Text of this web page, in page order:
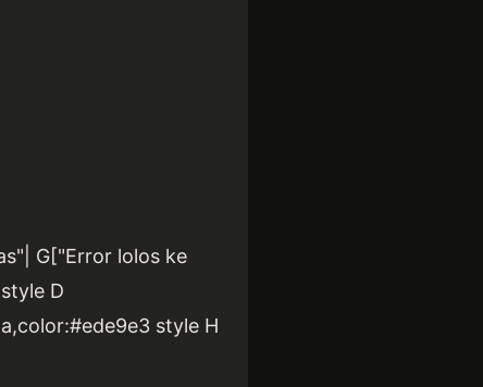
G["Error lolos ke
D
style H